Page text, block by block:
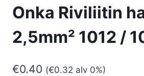
Onka Riviliitin
2,5mm² 1012 /
€0.40 (€0.32 alv 0%)